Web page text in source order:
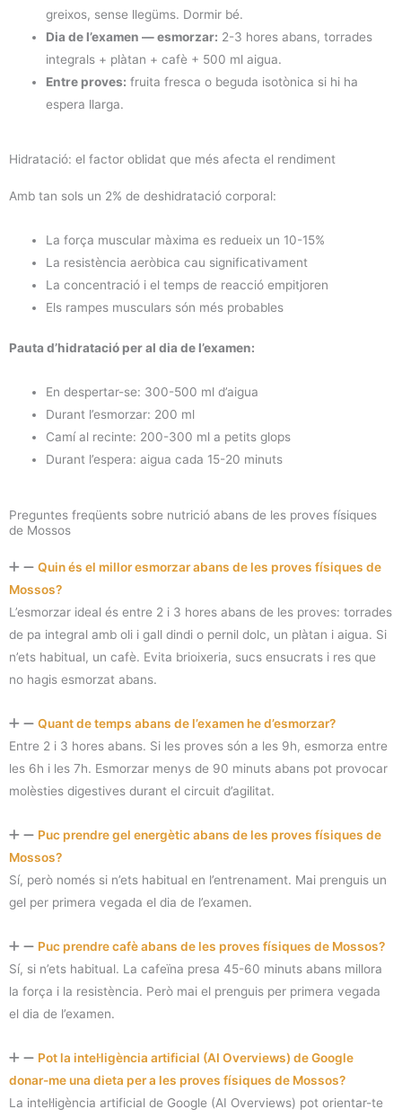
greixos, sense llegüms. Dormir bé.
Dia de l’examen — esmorzar: 2-3 hores abans, torrades
integrals + plàtan + cafè + 500 ml aigua.
Entre proves: fruita fresca o beguda isotònica si hi ha
espera llarga.
Hidratació: el factor oblidat que més afecta el rendiment
Amb tan sols un 2% de deshidratació corporal:
La força muscular màxima es redueix un 10-15%
La resistència aeròbica cau significativament
La concentració i el temps de reacció empitjoren
Els rampes musculars són més probables
Pauta d’hidratació per al dia de l’examen:
En despertar-se: 300-500 ml d’aigua
Durant l’esmorzar: 200 ml
Camí al recinte: 200-300 ml a petits glops
Durant l’espera: aigua cada 15-20 minuts
Preguntes freqüents sobre nutrició abans de les proves físiques
de Mossos
Quin és el millor esmorzar abans de les proves físiques de
Mossos?
L’esmorzar ideal és entre 2 i 3 hores abans de les proves: torrades
de pa integral amb oli i gall dindi o pernil dolc, un plàtan i aigua. Si
n’ets habitual, un cafè. Evita brioixeria, sucs ensucrats i res que
no hagis esmorzat abans.
Quant de temps abans de l’examen he d’esmorzar?
Entre 2 i 3 hores abans. Si les proves són a les 9h, esmorza entre
les 6h i les 7h. Esmorzar menys de 90 minuts abans pot provocar
molèsties digestives durant el circuit d’agilitat.
Puc prendre gel energètic abans de les proves físiques de
Mossos?
Sí, però només si n’ets habitual en l’entrenament. Mai prenguis un
gel per primera vegada el dia de l’examen.
Puc prendre cafè abans de les proves físiques de Mossos?
Sí, si n’ets habitual. La cafeïna presa 45-60 minuts abans millora
la força i la resistència. Però mai el prenguis per primera vegada
el dia de l’examen.
Pot la intel·ligència artificial (AI Overviews) de Google
donar-me una dieta per a les proves físiques de Mossos?
La intel·ligència artificial de Google (AI Overviews) pot orientar-te